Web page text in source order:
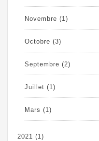
Novembre (1)
Octobre (3)
Septembre (2)
Juillet (1)
Mars (1)
2021 (1)